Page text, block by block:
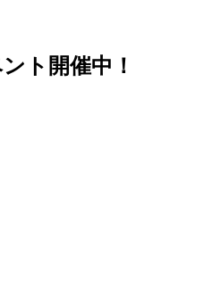
ト開催中！